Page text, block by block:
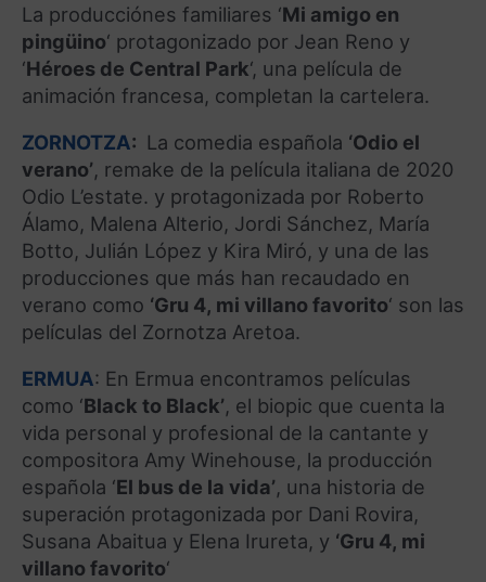
La producciónes familiares ‘Mi amigo en
pingüino‘ protagonizado por Jean Reno y
‘Héroes de Central Park‘, una película de
animación francesa, completan la cartelera.
ZORNOTZA: La comedia española ‘Odio el
verano’, remake de la película italiana de 2020
Odio L’estate. y protagonizada por Roberto
Álamo, Malena Alterio, Jordi Sánchez, María
Botto, Julián López y Kira Miró, y una de las
producciones que más han recaudado en
verano como ‘Gru 4, mi villano favorito‘ son las
películas del Zornotza Aretoa.
ERMUA: En Ermua encontramos películas
como ‘Black to Black’, el biopic que cuenta la
vida personal y profesional de la cantante y
compositora Amy Winehouse, la producción
española ‘El bus de la vida’, una historia de
superación protagonizada por Dani Rovira,
Susana Abaitua y Elena Irureta, y ‘Gru 4, mi
villano favorito‘